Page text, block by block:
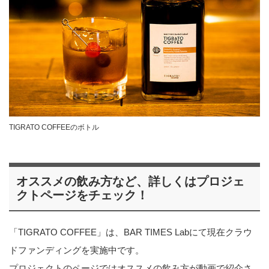
TIGRATO COFFEEのボトル
オススメの飲み方など、詳しくはプロジェ
クトページをチェック！
「TIGRATO COFFEE」は、BAR TIMES Labにて現在クラウ
ドファンディングを実施中です。